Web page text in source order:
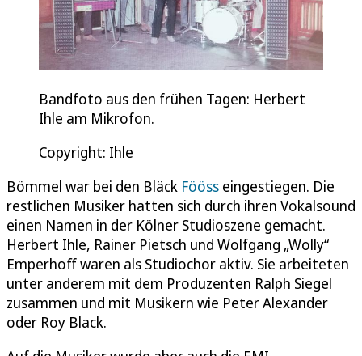
Bandfoto aus den frühen Tagen: Herbert
Ihle am Mikrofon.
Copyright: Ihle
Bömmel war bei den Bläck Fööss eingestiegen. Die
restlichen Musiker hatten sich durch ihren Vokalsound
einen Namen in der Kölner Studioszene gemacht.
Herbert Ihle, Rainer Pietsch und Wolfgang „Wolly“
Emperhoff waren als Studiochor aktiv. Sie arbeiteten
unter anderem mit dem Produzenten Ralph Siegel
zusammen und mit Musikern wie Peter Alexander
oder Roy Black.